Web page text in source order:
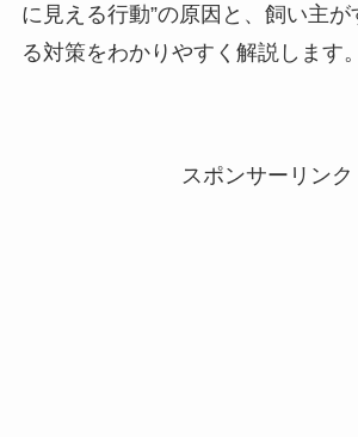
に見える行動”の原因と、飼い主が
る対策をわかりやすく解説します。
スポンサーリンク